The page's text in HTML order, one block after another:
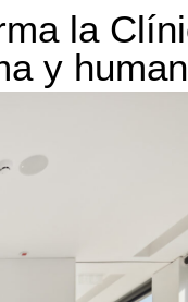
la
y